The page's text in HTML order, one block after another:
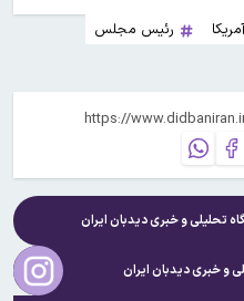
رئیس مجلس
تحلیلی و خبریدیدبان ایران
و خبریدیدبان ایران